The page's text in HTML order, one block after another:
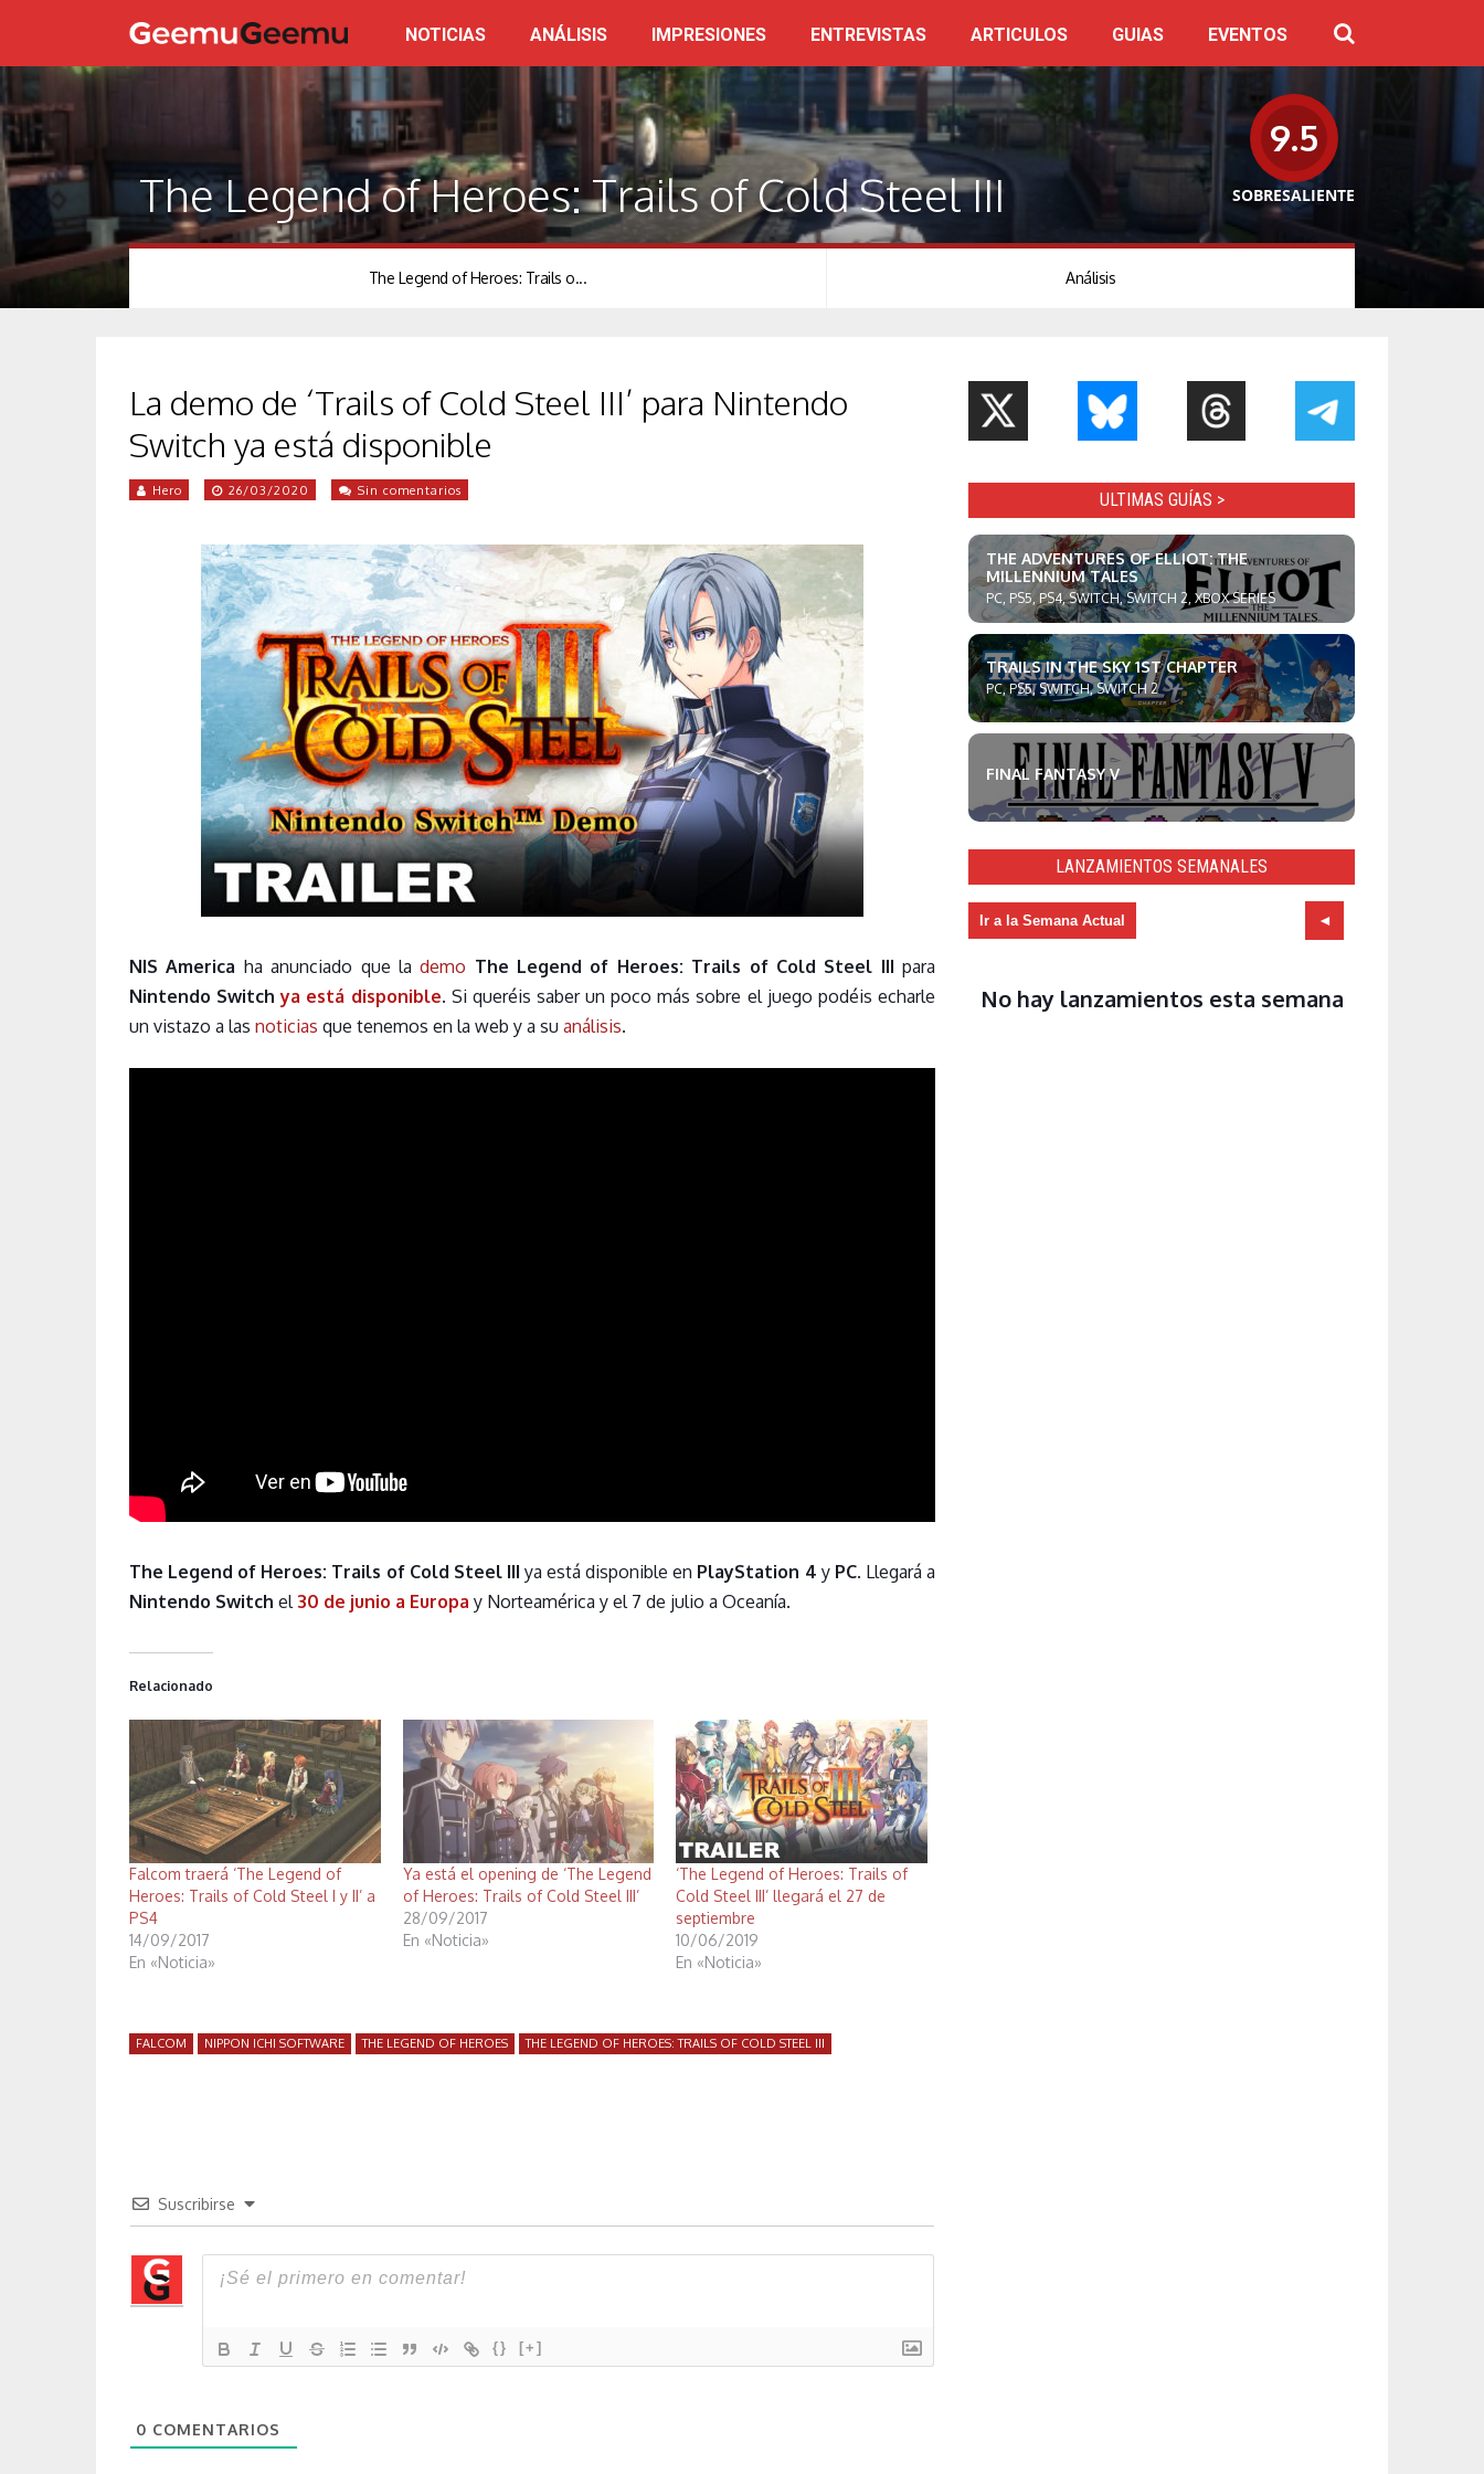
NOTICIAS ANÁLISIS IMPRESIONES ENTREVISTAS ARTICULOS GUIAS EVENTOS
The Legend of Heroes: Trails of Cold Steel III
9.5
SOBRESALIENTE
The Legend of Heroes: Trails o... Análisis
La demo de ‘Trails of Cold Steel III’ para Nintendo
Switch ya está disponible
Hero 26/03/2020 Sin comentarios
NIS America ha anunciado que lademo The Legend of Heroes: Trails of Cold Steel III para
Nintendo Switch ya está disponible. Si queréis saber un poco más sobre el juego podéis echarle
un vistazo a las noticias que tenemos en la web y a su análisis.
The Legend of Heroes: Trails of Cold Steel III ya está disponible en PlayStation 4 y PC. Llegará a
Nintendo Switch el 30 de junio a Europa y Norteamérica y el 7 de julio a Oceanía.
Relacionado
Falcom traerá ‘The Legend of
Heroes: Trails of Cold Steel I y II’ a
PS4
14/09/2017
En «Noticia»
Ya está el opening de ‘The Legend
of Heroes: Trails of Cold Steel III’
28/09/2017
En «Noticia»
‘The Legend of Heroes: Trails of
Cold Steel III’ llegará el 27 de
septiembre
10/06/2019
En «Noticia»
FALCOM NIPPON ICHI SOFTWARE THE LEGEND OF HEROES THE LEGEND OF HEROES: TRAILS OF COLD STEEL III
Suscribirse
{} [+]
0 COMENTARIOS
ULTIMAS GUÍAS >
THE ADVENTURES OF ELLIOT: THE
MILLENNIUM TALES
PC, PS5, PS4, SWITCH, SWITCH 2, XBOX SERIES
TRAILS IN THE SKY 1ST CHAPTER
PC, PS5, SWITCH, SWITCH 2
FINAL FANTASY V
LANZAMIENTOS SEMANALES
Ir a la Semana Actual
No hay lanzamientos esta semana